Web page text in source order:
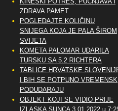
ZDRAVA PAMET
POGLEDAJTE KOLIČINU
SNIJEGA KOJA JE PALA ŠIROM
SVIJETA
KOMETA PALOMAR UDARILA
TURSKU SA 5.2 RICHTERA
TABLICE HRVATSKE SLOVENIJE
I BIH SE POTPUNO VREMENSKI
PODUDARAJU
OBJEKT KOJI SE VIDIO PRIJE
IZLASKA SUNCA 3.01.2022 u 7:25